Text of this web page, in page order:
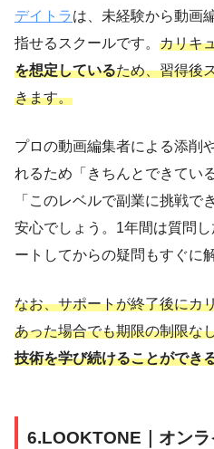
デイトラは、未経験から動画
指せるスクールです。 カリキ
を想定しているため、習得後
きます。
プロの動画編集者による添削
れるため「きちんとできてい
「このレベルで副業に挑戦で
安心でしょう。1年間は質問
ートしてからの疑問もすぐに
なお、サポートが終了後にカ
あった場合でも期限の制限な
技術を学び続けることができ
6.LOOKTONE｜オンラ